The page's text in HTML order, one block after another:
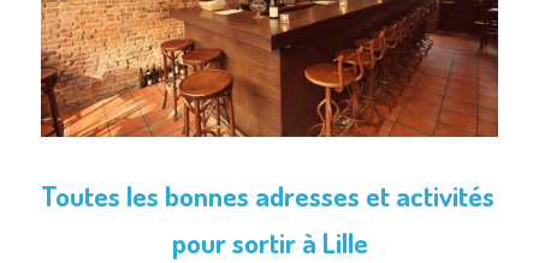
Toutes les bonnes adresses et activités
pour sortir à Lille